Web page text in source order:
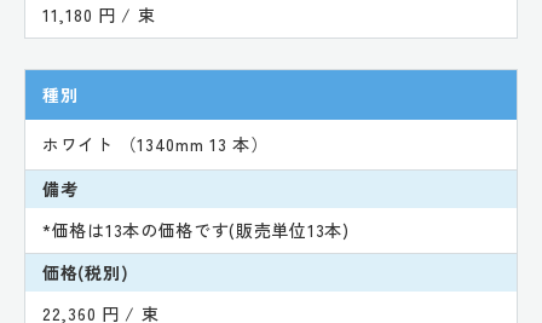
11,180 円 / 束
種別
ホワイト （1340mm 13 本）
備考
*価格は13本の価格です(販売単位13本)
価格(税別)
22,360 円 / 束